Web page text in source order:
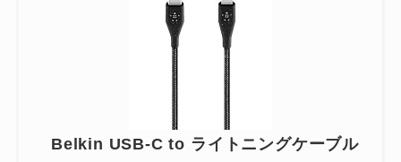
Belkin USB-C to ライトニングケーブル